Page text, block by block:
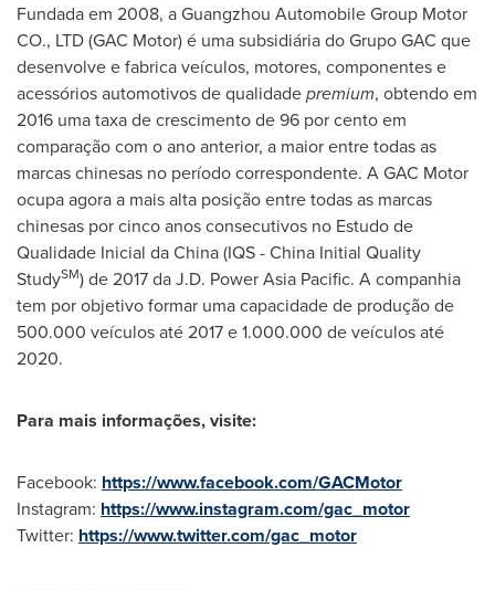
Fundada em 2008, a Guangzhou Automobile Group Motor
CO., LTD (GAC Motor) é uma subsidiária do Grupo GAC que
desenvolve e fabrica veículos, motores, componentes e
acessórios automotivos de qualidadepremium, obtendo em
2016 uma taxa de crescimento de 96 por cento em
comparação com o ano anterior, a maior entre todas as
marcas chinesas no período correspondente. A GAC Motor
ocupa agora a mais alta posição entre todas as marcas
chinesas por cinco anos consecutivos no Estudo de
Qualidade Inicial daChina(IQS - China Initial Quality
StudySM) de 2017 da J.D. Power Asia Pacific. A companhia
tem por objetivo formar uma capacidade de produção de
500.000 veículos até 2017 e 1.000.000 de veículos até
2020.
Para mais informações, visite:
Facebook: https://www.facebook.com/GACMotor
Instagram: https://www.instagram.com/gac_motor
Twitter: https://www.twitter.com/gac_motor